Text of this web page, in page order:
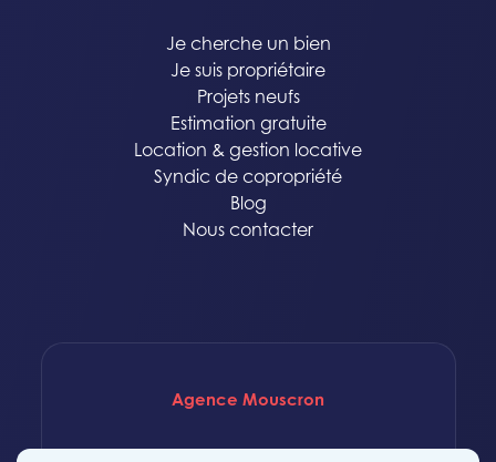
Je cherche un bien
Je suis propriétaire
Projets neufs
Estimation gratuite
Location & gestion locative
Syndic de copropriété
Blog
Nous contacter
Agence Mouscron